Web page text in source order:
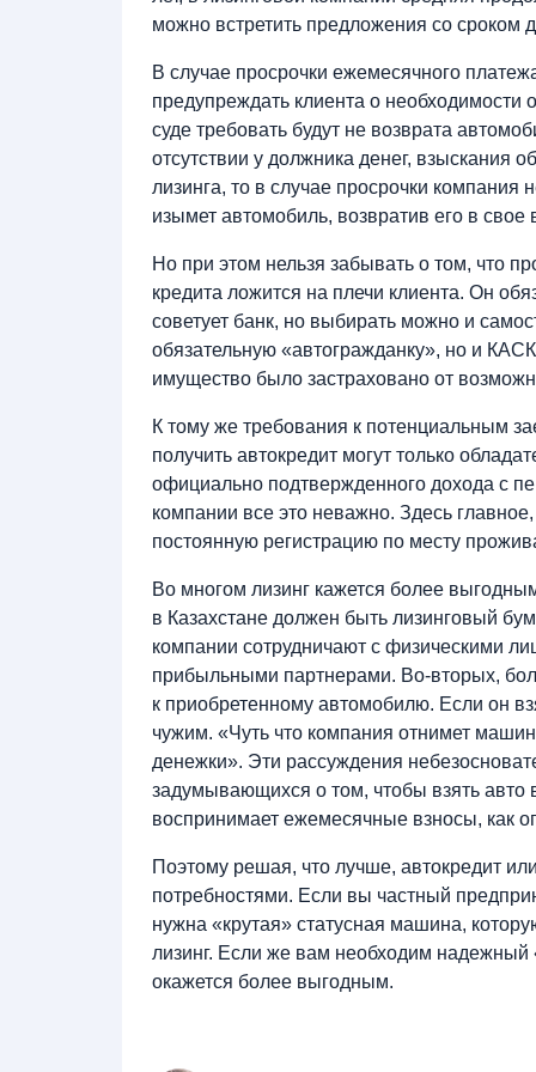
можно встретить предложения со сроком
В случае просрочки ежемесячного
предупреждать клиента о необходимости
суде требовать будут не возврата
отсутствии у должника денег, взыскания
лизинга, то в случае просрочки компания
изымет автомобиль, возвратив его в
Но при этом нельзя забывать о том, что
кредита ложится на плечи клиента. Он
советует банк, но выбирать можно и
обязательную «автогражданку», но и
имущество было застраховано от
К тому же требования к потенциальным
получить автокредит могут только
официально подтвержденного дохода с
компании все это неважно. Здесь
постоянную регистрацию по месту
Во многом лизинг кажется более
в Казахстане должен быть лизинговый
компании сотрудничают с физическими
прибыльными партнерами. Во-вторых,
к приобретенному автомобилю. Если он
чужим. «Чуть что компания отнимет
денежки». Эти рассуждения
задумывающихся о том, чтобы взять авто
воспринимает ежемесячные взносы, как
Поэтому решая, что лучше, автокредит
потребностями. Если вы частный
нужна «крутая» статусная машина,
лизинг. Если же вам необходим надежный
окажется более выгодным.